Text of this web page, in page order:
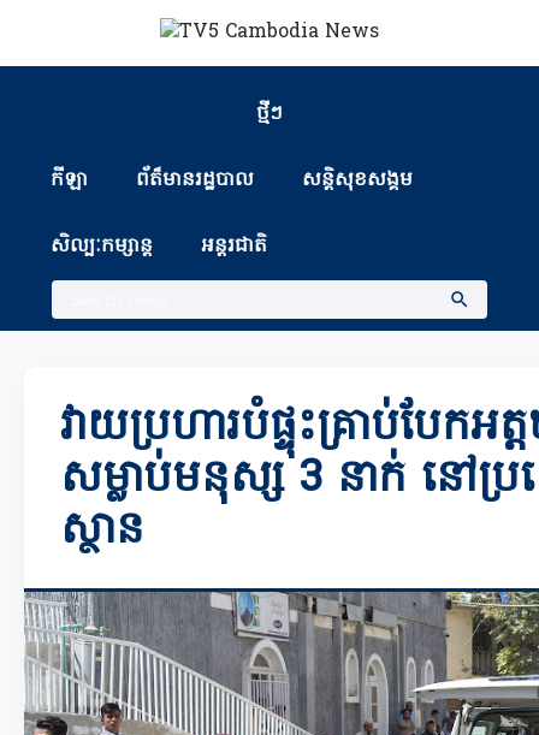
ថ្មីៗ
កីឡា ព័ត៏មានរដ្ឋបាល សន្តិសុខសង្គម
សិល្បៈកម្សាន្ត អន្តរជាតិ
វាយប្រហារបំផ្ទុះគ្រាប់បែកអត្
សម្លាប់មនុស្ស 3 នាក់ នៅប្
ស្ថាន